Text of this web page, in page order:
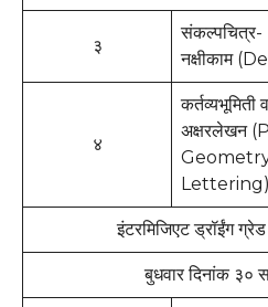
३
संकल्पचित्र-
नक्षीकाम
४
कर्तव्यभूमिती व
अक्षरलेखन
Lettering)
इंटरमिजिएट ड्रॉईंग
बुधवार दिनांक ३०